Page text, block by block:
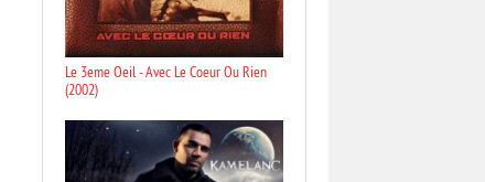
Le 3eme Oeil - Avec Le Coeur Ou Rien
(2002)